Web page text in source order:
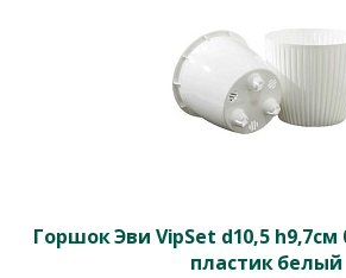
Горшок Эви VipSet d10,5 h9,7см
пластик белый